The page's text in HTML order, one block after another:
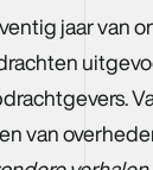
jaar van
van